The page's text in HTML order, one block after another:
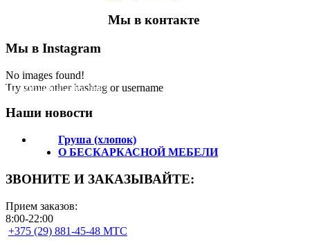
Мы в контакте
Мы в Instagram
No images found!
Try some other hashtag or username
Подпишитесь на нас!
Наши новости
Груша (хлопок)
О БЕСКАРКАСНОЙ МЕБЕЛИ
ЗВОНИТЕ И ЗАКАЗЫВАЙТЕ:
Прием заказов:
8:00-22:00
+375 (29) 881-45-48 МТС